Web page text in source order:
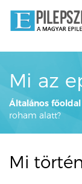
Mi az
Általános főoldal
roham alatt?
Mi